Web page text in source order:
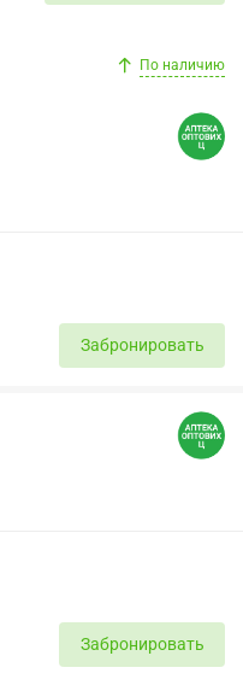
По наличию
Забронировать
Забронировать